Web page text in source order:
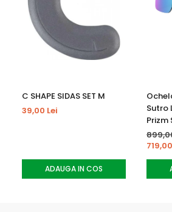
C SHAPE SIDAS SET M
39,00 Lei
ADAUGA IN COS
Sutro
Prizm